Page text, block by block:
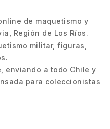
de maquetismo y
Región de Los Ríos.
militar, figuras,
enviando a todo Chile y
para coleccionistas